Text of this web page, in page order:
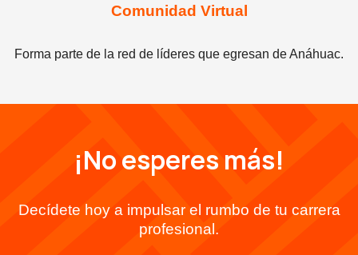
Comunidad Virtual
Forma parte de la red de líderes que egresan de Anáhuac.
¡No esperes más!
Decídete hoy a impulsar el rumbo de tu carrera
profesional.